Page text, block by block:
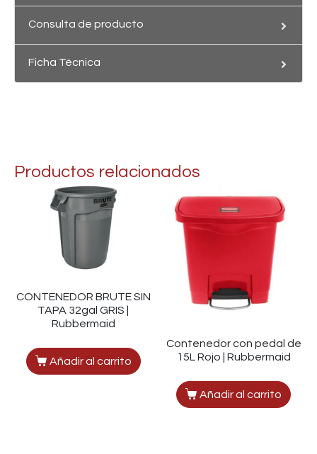
Consulta de producto
Ficha Técnica
Productos relacionados
CONTENEDOR BRUTE SIN
TAPA 32gal GRIS |
Rubbermaid
Añadir al carrito
Contenedor con pedal de
15L Rojo | Rubbermaid
Añadir al carrito